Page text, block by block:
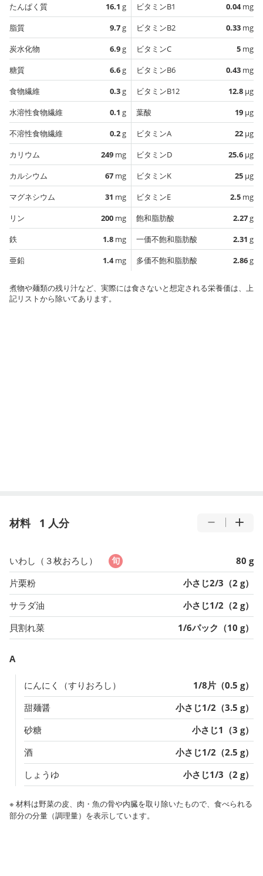
たんぱく質
16.1 g
脂質
9.7g
炭水化物
6.9g
糖質
6.6g
食物繊維
0.3g
水溶性食物繊維
0.1 g
不溶性食物繊維
0.2g
カリウム
249 mg
カルシウム
67 mg
マグネシウム
31 mg
リン
200 mg
鉄
1.8 mg
亜鉛
1.4mg
ビタミンB1
0.04mg
ビタミンB2
0.33 mg
ビタミンC
5 mg
ビタミンB6
0.43 mg
ビタミンB12
12.8 µg
葉酸
19 µg
ビタミンA
22 µg
ビタミンD
25.6 µg
ビタミンK
25 µg
ビタミンE
2.5 mg
飽和脂肪酸
2.27g
一価不飽和脂肪酸
2.31 g
多価不飽和脂肪酸
2.86g
煮物や麺類の残り汁など、実際には食さないと想定される栄養価は、上
記リストから除いてあります。
材料 1 人分
いわし（３枚おろし）
80 g
片栗粉
小さじ2/3（2 g）
サラダ油
小さじ1/2（2 g）
貝割れ菜
1/6パック（10 g）
A
にんにく（すりおろし）
1/8片（0.5 g）
甜麺醤
小さじ1/2（3.5 g）
砂糖
小さじ1（3 g）
酒
小さじ1/2（2.5 g）
しょうゆ
小さじ1/3（2 g）
※ 材料は野菜の皮、肉・魚の骨や内臓を取り除いたもので、食べられる
部分の分量（調理量）を表示しています。